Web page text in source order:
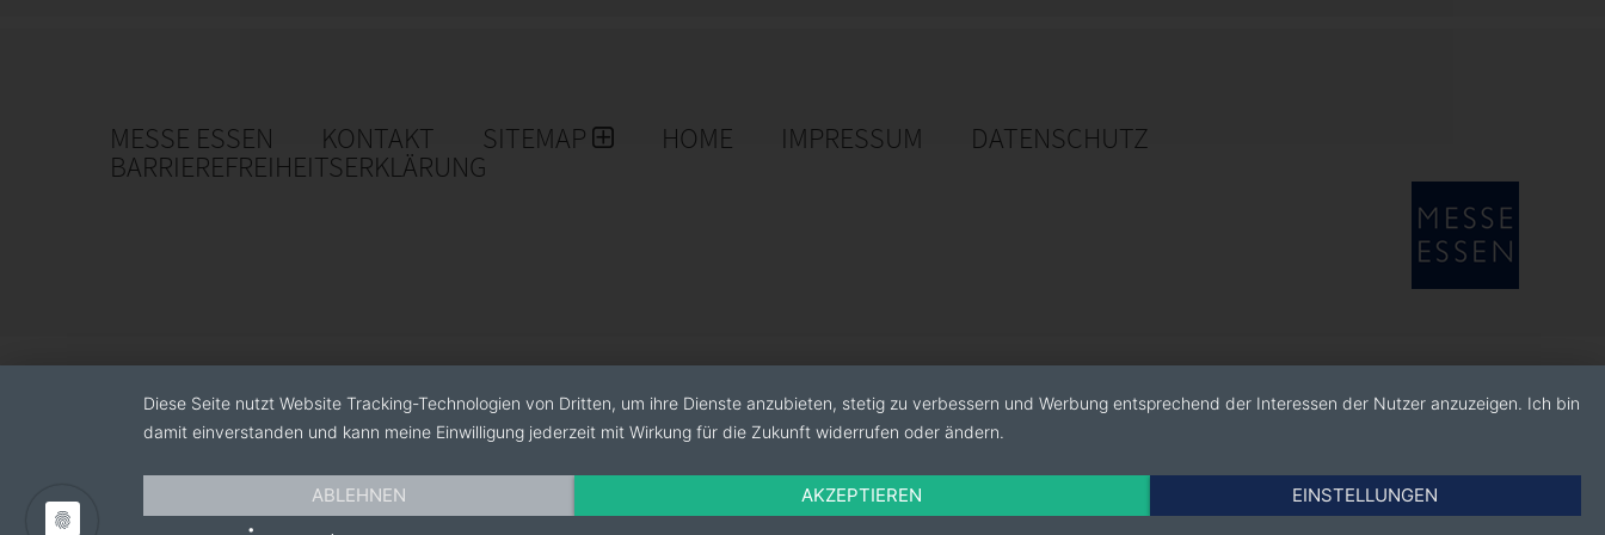
MESSE ESSEN KONTAKT SITEMAP HOME IMPRESSUM DATENSCHUTZ
BARRIEREFREIHEITSERKLÄRUNG
Diese Seite nutzt Website Tracking-Technologien von Dritten, um ihre Dienste anzubieten, stetig zu verbessern und Werbung entsprechend der Interessen der Nutzer anzuzeigen. Ich bin
damit einverstanden und kann meine Einwilligung jederzeit mit Wirkung für die Zukunft widerrufen oder ändern.
ABLEHNEN AKZEPTIEREN EINSTELLUNGEN